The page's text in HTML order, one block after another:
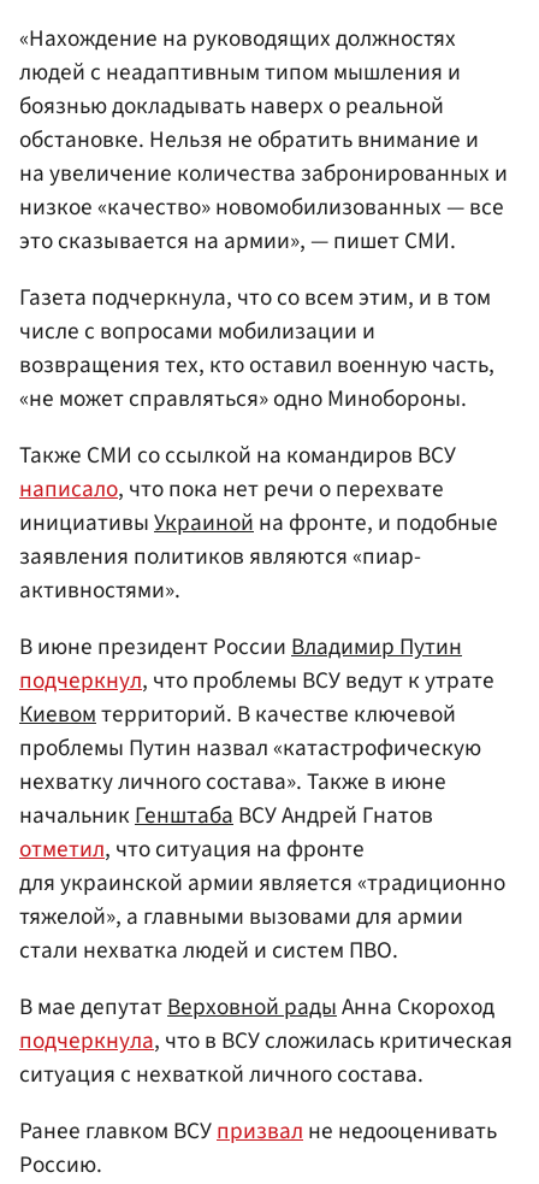
«Нахождение на руководящих должностях
людей с неадаптивным типом мышления и
боязнью докладывать наверх о реальной
обстановке. Нельзя не обратить внимание и
на увеличение количества забронированных и
низкое «качество» новомобилизованных — все
это сказывается на армии», — пишет СМИ.
Газета подчеркнула, что со всем этим, и в том
числе с вопросами мобилизации и
возвращения тех, кто оставил военную часть,
«не может справляться» одно Минобороны.
Также СМИ со ссылкой на командиров ВСУ
написало, что пока нет речи о перехвате
инициативыУкраинойна фронте, и подобные
заявления политиков являются «пиар-
активностями».
В июне президент РоссииВладимир Путин
подчеркнул, что проблемы ВСУ ведут к утрате
Киевомтерриторий. В качестве ключевой
проблемы Путин назвал «катастрофическую
нехватку личного состава». Также в июне
начальникГенштабаВСУ Андрей Гнатов
отметил, что ситуация на фронте
для украинской армии является «традиционно
тяжелой», а главными вызовами для армии
стали нехватка людей и систем ПВО.
В мае депутатВерховной радыАнна Скороход
подчеркнула, что в ВСУ сложилась критическая
ситуация с нехваткой личного состава.
Ранее главком ВСУпризвалне недооценивать
Россию.